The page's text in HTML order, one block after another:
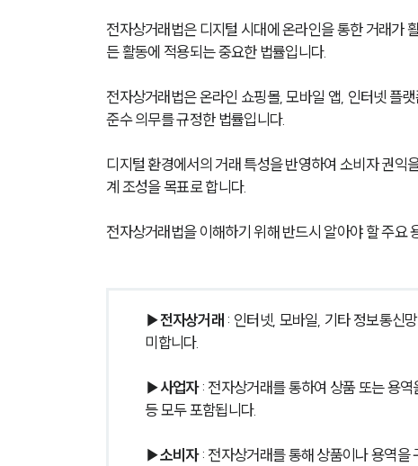
전자상거래법은 디지털 시대에 온라인을 통한 거래가
든 활동에 적용되는 중요한 법률입니다.
전자상거래법은 온라인 쇼핑몰, 모바일 앱, 인터넷 플
준수 의무를 규정한 법률입니다.
디지털 환경에서의 거래 특성을 반영하여 소비자 권익
계 조성을 목표로 합니다.
전자상거래법을 이해하기 위해 반드시 알아야 할 주요
▶전자상거래 : 인터넷, 모바일, 기타 정보통신
미합니다.
▶사업자 : 전자상거래를 통하여 상품 또는 용
등 모두 포함됩니다.
▶소비자 : 전자상거래를 통해 상품이나 용역을